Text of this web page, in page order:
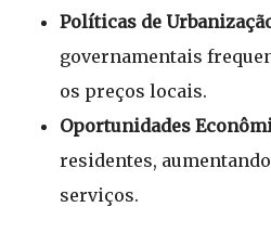
Políticas de
governamentais
os preços locais.
Oportunidades
residentes,
serviços.